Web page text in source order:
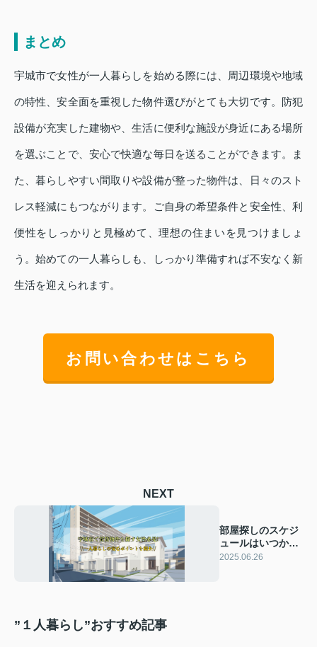
まとめ
宇城市で女性が一人暮らしを始める際には、周辺環境や地域
の特性、安全面を重視した物件選びがとても大切です。防犯
設備が充実した建物や、生活に便利な施設が身近にある場所
を選ぶことで、安心で快適な毎日を送ることができます。ま
た、暮らしやすい間取りや設備が整った物件は、日々のスト
レス軽減にもつながります。ご自身の希望条件と安全性、利
便性をしっかりと見極めて、理想の住まいを見つけましょ
う。始めての一人暮らしも、しっかり準備すれば不安なく新
生活を迎えられます。
お問い合わせはこちら
NEXT
部屋探しのスケジ
ュールはいつから
始める？流れと進
2025.06.26
”１人暮らし”おすすめ記事